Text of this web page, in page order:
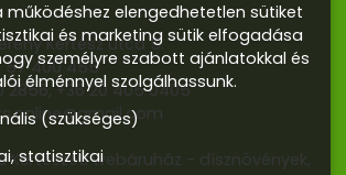
Kertész utca 5.
57 400 455
2856,+36 20 405 0405
Kertészeti webáruház - dísznövények,
működéshez elengedhetetlen sütiket
és marketing sütik elfogadása
személyre szabott ajánlatokkal és
élménnyel szolgálhassunk.
(szükséges)
statisztikai